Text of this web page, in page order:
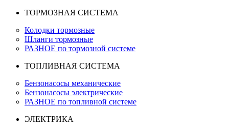
ТОРМОЗНАЯ СИСТЕМА
Колодки тормозные
Шланги тормозные
РАЗНОЕ по тормозной системе
ТОПЛИВНАЯ СИСТЕМА
Бензонасосы механические
Бензонасосы электрические
РАЗНОЕ по топливной системе
ЭЛЕКТРИКА